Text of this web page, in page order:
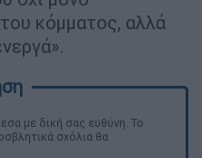
κόμματος, αλλά
με δική σας ευθύνη. Το
σχόλια θα